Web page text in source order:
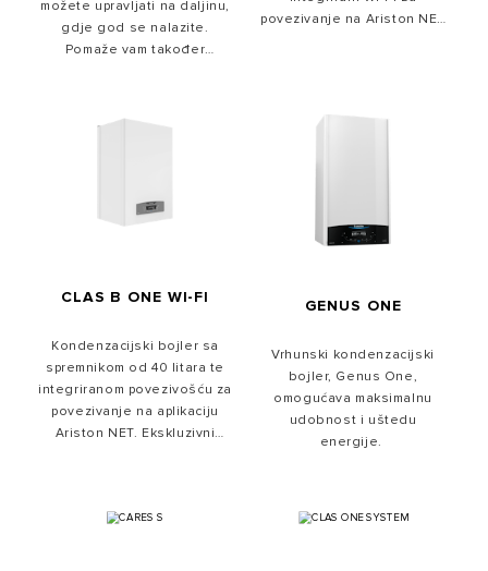
nudi grijanje doma na
održiviji način, zahvaljujući
inovativnim tehnologijama
možete upravljati na daljinu,
gdje god se nalazite.
Pomaže vam također
izgaranja i prilagodljivošću
grijanja, naprednu kontrolu i
povezivanje na Ariston NET
CLAS B ONE WI-FI
Kondenzacijski bojler sa
spremnikom od 40 litara te
integriranom povezivošću za
povezivanje na aplikaciju
Ariston NET. Ekskluzivni
GENUS ONE
Vrhunski kondenzacijski
bojler, Genus One,
omogućava maksimalnu
udobnost i uštedu
energije.